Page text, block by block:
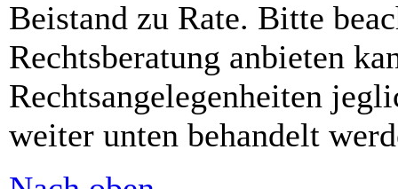
Beistand zu Rate. Bitte
Rechtsberatung anbieten
Rechtsangelegenheiten
weiter unten behandelt